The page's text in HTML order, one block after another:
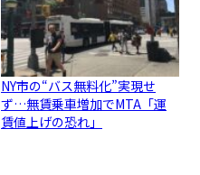
NY市の“バス無料化”実現せ
ず…無賃乗車増加でMTA「運
賃値上げの恐れ」